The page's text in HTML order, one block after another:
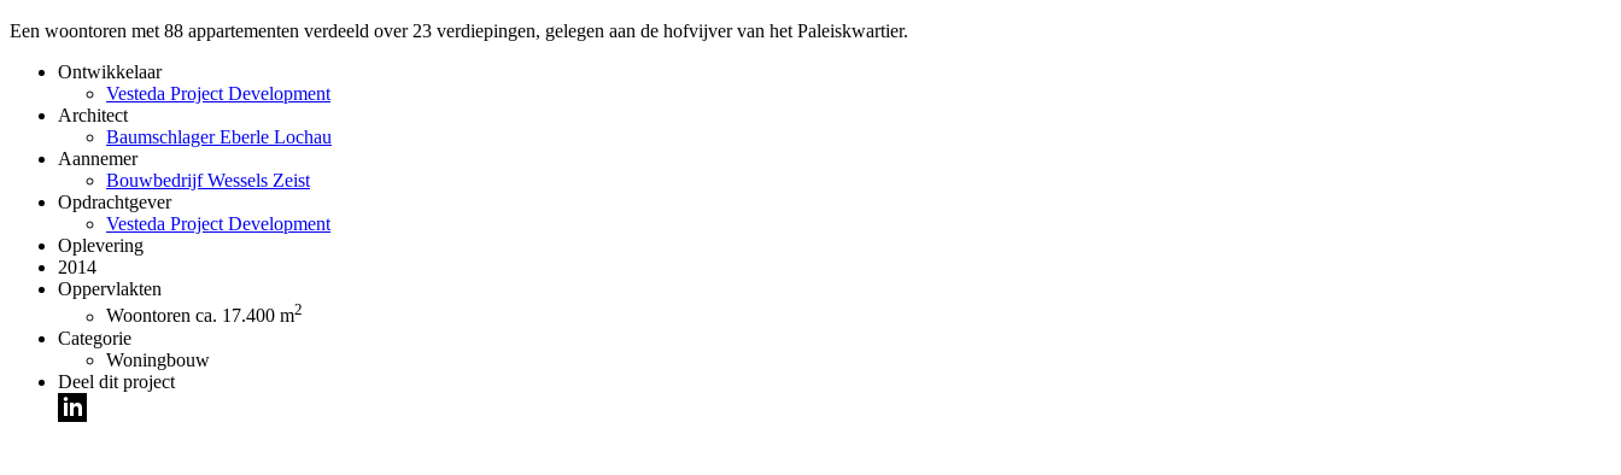
Een woontoren met 88 appartementen verdeeld over 23 verdiepingen, gelegen aan de hofvijver van het Paleiskwartier.
Ontwikkelaar
Vesteda Project Development
Architect
Baumschlager Eberle Lochau
Aannemer
Bouwbedrijf Wessels Zeist
Opdrachtgever
Vesteda Project Development
Oplevering
2014
Oppervlakten
Woontoren ca. 17.400 m2
Categorie
Woningbouw
Deel dit project